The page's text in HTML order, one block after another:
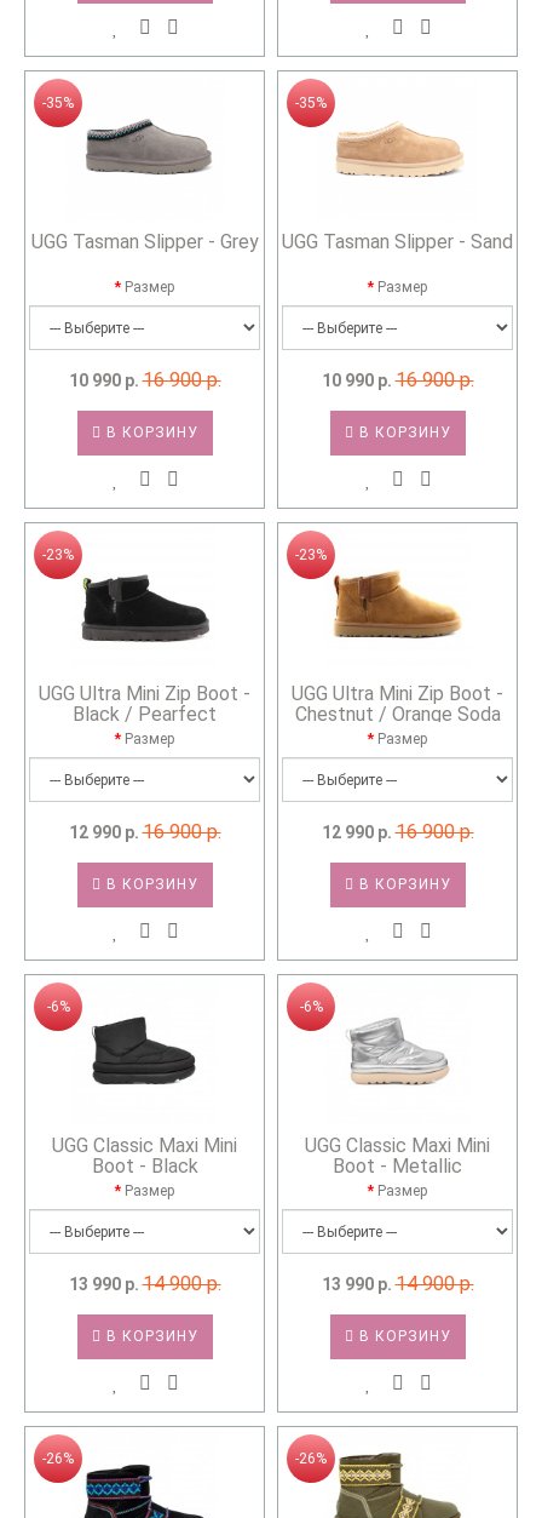
-35%
UGG Tasman Slipper - Grey
Размер
10 990 р. 16 900 р.
В КОРЗИНУ
-35%
UGG Tasman Slipper - Sand
Размер
10 990 р. 16 900 р.
В КОРЗИНУ
-23%
UGG Ultra Mini Zip Boot -
Black / Pearfect
Размер
12 990 р. 16 900 р.
В КОРЗИНУ
-23%
UGG Ultra Mini Zip Boot -
Chestnut / Orange Soda
Размер
12 990 р. 16 900 р.
В КОРЗИНУ
-6%
UGG Classic Maxi Mini
Boot - Black
Размер
13 990 р. 14 900 р.
В КОРЗИНУ
-6%
UGG Classic Maxi Mini
Boot - Metallic
Размер
13 990 р. 14 900 р.
В КОРЗИНУ
-26% -26%